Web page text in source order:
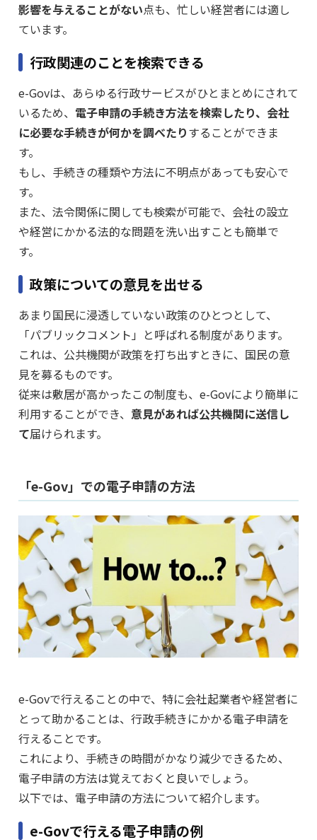
影響を与えることがない点も、忙しい経営者には適し
ています。
行政関連のことを検索できる
e-Govは、あらゆる行政サービスがひとまとめにされて
いるため、 電子申請の手続き方法を検索したり、会社
に必要な手続きが何かを調べたりすることができま
す。
もし、手続きの種類や方法に不明点があっても安心で
す。
また、法令関係に関しても検索が可能で、会社の設立
や経営にかかる法的な問題を洗い出すことも簡単で
す。
政策についての意見を出せる
あまり国民に浸透していない政策のひとつとして、
「パブリックコメント」と呼ばれる制度があります。
これは、公共機関が政策を打ち出すときに、国民の意
見を募るものです。
従来は敷居が高かったこの制度も、e-Govにより簡単に
利用することができ、 意見があれば公共機関に送信し
て届けられます。
「e-Gov」での電子申請の方法
e-Govで行えることの中で、特に会社起業者や経営者に
とって助かることは、行政手続きにかかる電子申請を
行えることです。
これにより、手続きの時間がかなり減少できるため、
電子申請の方法は覚えておくと良いでしょう。
以下では、電子申請の方法について紹介します。
e-Govで行える電子申請の例